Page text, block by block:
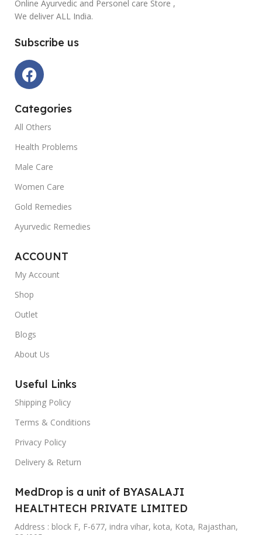
Online Ayurvedic and Personel care Store ,
We deliver ALL India.
Subscribe us
Categories
All Others
Health Problems
Male Care
Women Care
Gold Remedies
Ayurvedic Remedies
ACCOUNT
My Account
Shop
Outlet
Blogs
About Us
Useful Links
Shipping Policy
Terms & Conditions
Privacy Policy
Delivery & Return
MedDrop is a unit of BYASALAJI
HEALTHTECH PRIVATE LIMITED
Address : block F, F-677, indra vihar, kota, Kota, Rajasthan,